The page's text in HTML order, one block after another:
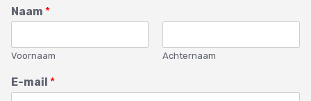
Naam *
Voornaam Achternaam
E-mail *